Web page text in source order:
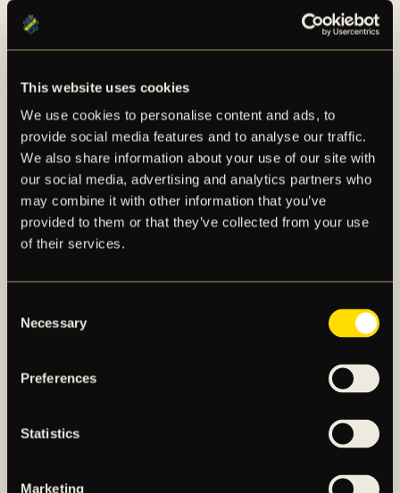
This website uses cookies
We use cookies to personalise content and ads, to
provide social media features and to analyse our traffic.
We also share information about your use of our site with
our social media, advertising and analytics partners who
may combine it with other information that you’ve
provided to them or that they’ve collected from your use
of their services.
Selection
Necessary
Preferences
Statistics
Marketing
När vi närmade oss 40 spelade minuter så var det
rejält grinigt på planen och dagens huvuddomare
Mohammed Al-Hakim hade många situationer där
I den 42:a matchminuten fick Celina ett gyllene läge
att sätta dit ledningsmålet, detta efter att Dino
Beširović hunnit fatt en boll på vänsterkanten och
sedan hittat vidare till Celina som tog fart mot mål –
när han väl tagit sin in i den vänstra delen av
straffområdet så såg han ett läge och tog avslut med
vänsterfoten, däremot var precisionen inte riktigt är
därefter var Hammarby nära på att kontra sig till ett
bra läge, men där var Beširović och var rutinerad när
han rev ner sin motståndare för att sedan bli tilldelad
ett gult kort.
I samband med att fjärdedomaren visade upp att det
återstod minst en minut av den första halvleken så
fick AIK måtta in hörnsparkar vid två tillfällen, men